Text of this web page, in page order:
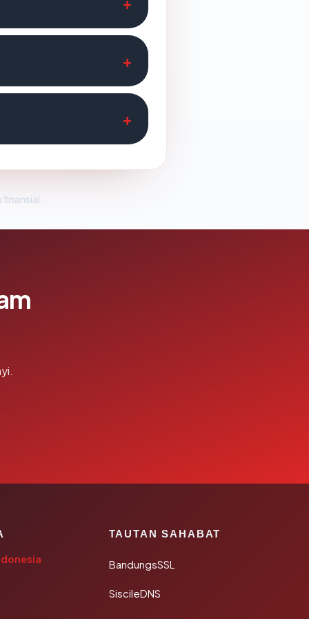
TAUTAN SAHABAT
BandungsSSL
SiscileDNS